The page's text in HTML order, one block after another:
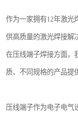
作为一家拥有12年激光
供高质量的激光焊接解
在压线端子焊接方面，
质、不同规格的产品提
压线端子作为电子电气